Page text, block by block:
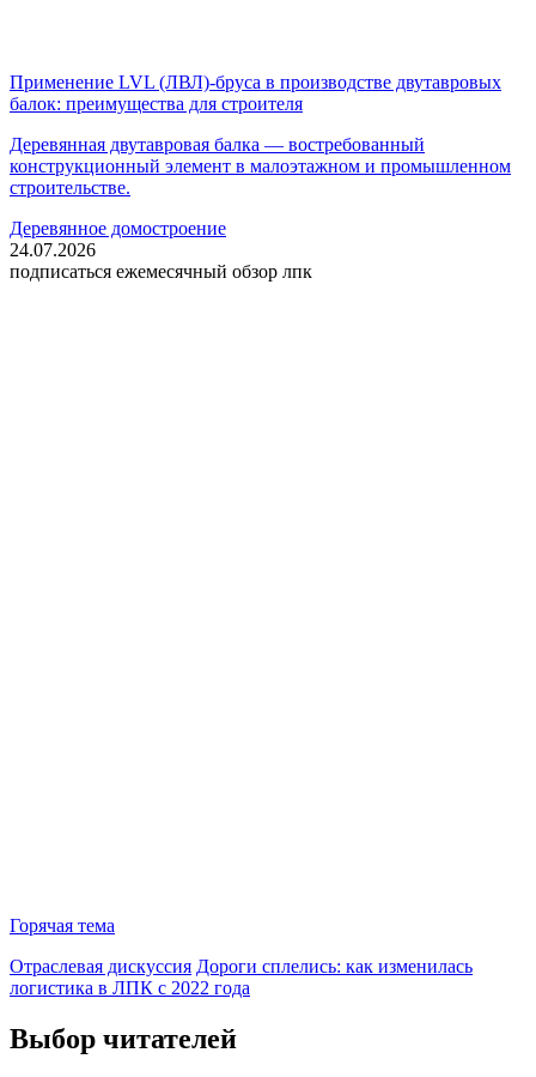
Применение LVL (ЛВЛ)-бруса в производстве двутавровых
балок: преимущества для строителя
Деревянная двутавровая балка — востребованный
конструкционный элемент в малоэтажном и промышленном
строительстве.
Деревянное домостроение
24.07.2026
подписаться ежемесячный обзор лпк
Горячая тема
Отраслевая дискуссия Дороги сплелись: как изменилась
логистика в ЛПК с 2022 года
Выбор читателей